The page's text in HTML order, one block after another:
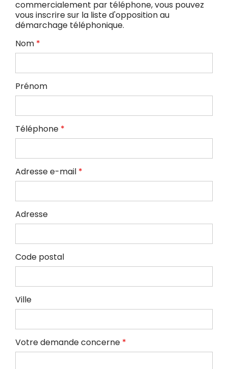
commercialement par téléphone, vous pouvez
vous inscrire sur la liste d'opposition au
démarchage téléphonique.
Nom *
Prénom
Téléphone *
Adresse e-mail *
Adresse
Code postal
Ville
Votre demande concerne *